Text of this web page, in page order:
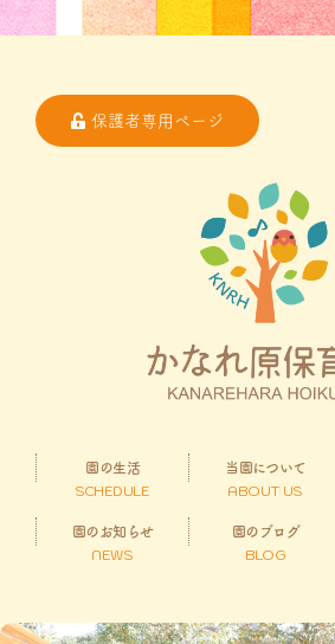
保護者専用ページ
園の生活
SCHEDULE
当園について
ABOUT US
園のお知らせ
NEWS
園のブログ
BLOG